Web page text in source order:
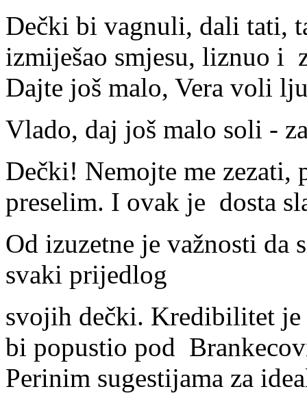
Dečki bi vagnuli, dali tati,
izmiješao smjesu, liznuo i
Dajte još malo, Vera voli
Vlado, daj još malo soli -
Dečki! Nemojte me zezati,
preselim. I ovak je dosta
Od izuzetne je važnosti da
svaki prijedlog
svojih dečki. Kredibilitet je
bi popustio pod
Perinim sugestijama za